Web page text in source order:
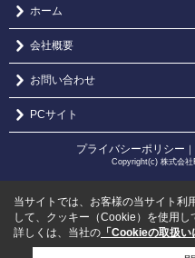
ホーム
会社概要
お問い合わせ
PCサイト
プライバシーポリシー
Copyright(c) 株式会
当サイトでは、お客様の当サイト利
して、クッキー（Cookie）を使用し
詳しくは、当社の 「Cookieの取扱い